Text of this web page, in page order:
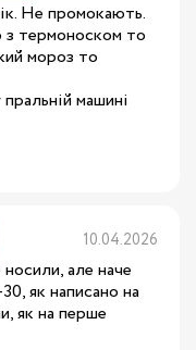
Не промокають.
з термоноском то
мороз то
машині
10.04.2026
але наче
як написано на
як на перше